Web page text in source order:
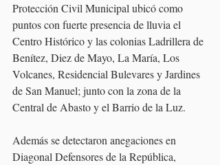
Protección Civil Municipal ubicó como
puntos con fuerte presencia de lluvia el
Centro Histórico y las colonias Ladrillera de
Benítez, Diez de Mayo, La María, Los
Volcanes, Residencial Bulevares y Jardines
de San Manuel; junto con la zona de la
Central de Abasto y el Barrio de la Luz.
Además se detectaron anegaciones en
Diagonal Defensores de la República,